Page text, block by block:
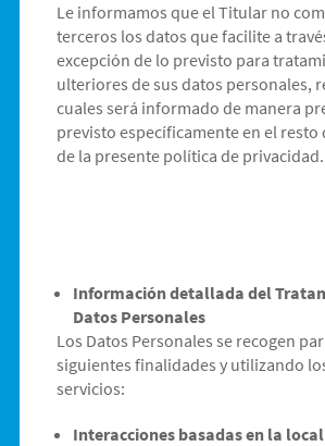
Le informamos que el Titular no
terceros los datos que facilite a
excepción de lo previsto para
ulteriores de sus datos personales,
cuales será informado de manera
previsto específicamente en el resto
de la presente política de privacidad.
Información detallada del
Datos Personales
Los Datos Personales se recogen
siguientes finalidades y utilizando
servicios:
Interacciones basadas en la